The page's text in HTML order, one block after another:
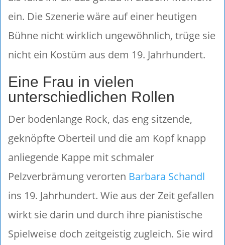
ein. Die Szenerie wäre auf einer heutigen
Bühne nicht wirklich ungewöhnlich, trüge sie
nicht ein Kostüm aus dem 19. Jahrhundert.
Eine Frau in vielen
unterschiedlichen Rollen
Der bodenlange Rock, das eng sitzende,
geknöpfte Oberteil und die am Kopf knapp
anliegende Kappe mit schmaler
Pelzverbrämung verorten Barbara Schandl
ins 19. Jahrhundert. Wie aus der Zeit gefallen
wirkt sie darin und durch ihre pianistische
Spielweise doch zeitgeistig zugleich. Sie wird